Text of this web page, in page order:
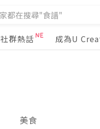
社群熱話 成為U
美食